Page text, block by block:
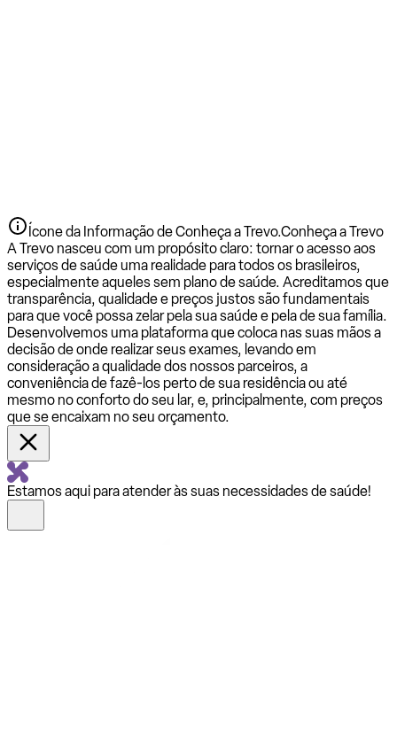
Ícone da Informação de Conheça a Trevo.Conheça a Trevo
A Trevo nasceu com um propósito claro: tornar o acesso aos
serviços de saúde uma realidade para todos os brasileiros,
especialmente aqueles sem plano de saúde. Acreditamos que
transparência, qualidade e preços justos são fundamentais
para que você possa zelar pela sua saúde e pela de sua família.
Desenvolvemos uma plataforma que coloca nas suas mãos a
decisão de onde realizar seus exames, levando em
consideração a qualidade dos nossos parceiros, a
conveniência de fazê-los perto de sua residência ou até
mesmo no conforto do seu lar, e, principalmente, com preços
que se encaixam no seu orçamento.
Estamos aqui para atender às suas necessidades de saúde!